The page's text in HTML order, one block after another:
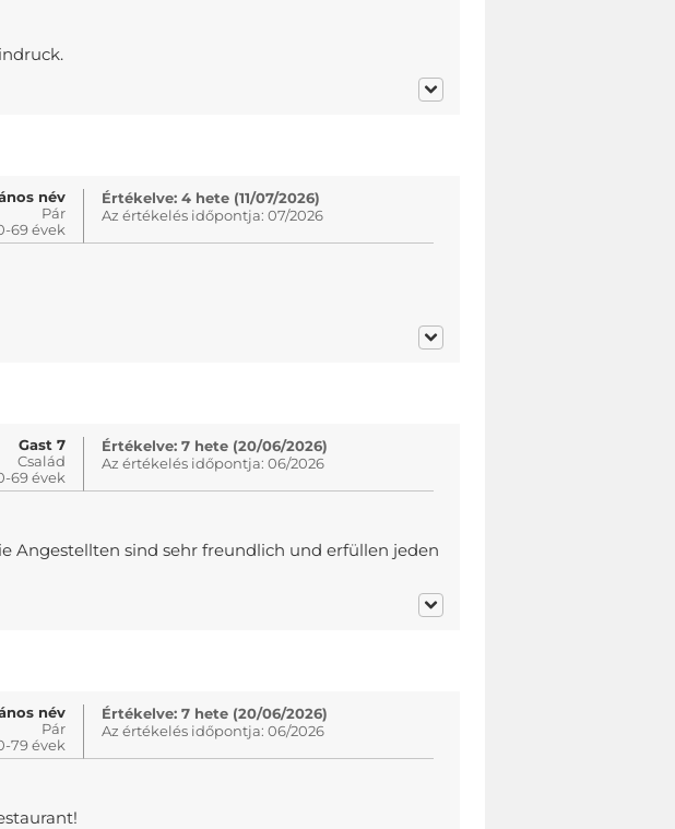
név
Pár
69 évek
Értékelve: 4 hete (11/07/2026)
Az értékelés időpontja: 07/2026
Gast 7
Család
69 évek
Értékelve: 7 hete (20/06/2026)
Az értékelés időpontja: 06/2026
Angestellten sind sehr freundlich und erfüllen jeden
név
Pár
79 évek
Értékelve: 7 hete (20/06/2026)
Az értékelés időpontja: 06/2026